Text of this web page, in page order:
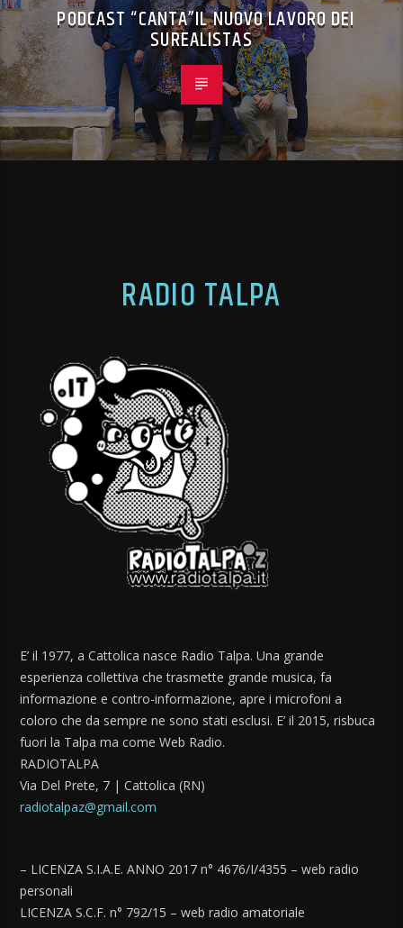
PODCAST “CANTA”IL NUOVO LAVORO DEI
SUREALISTAS
RADIO TALPA
E’ il 1977, a Cattolica nasce Radio Talpa. Una grande
esperienza collettiva che trasmette grande musica, fa
informazione e contro-informazione, apre i microfoni a
coloro che da sempre ne sono stati esclusi. E’ il 2015, risbuca
fuori la Talpa ma come Web Radio.
RADIOTALPA
Via Del Prete, 7 | Cattolica (RN)
radiotalpaz@gmail.com
– LICENZA S.I.A.E. ANNO 2017 n° 4676/I/4355 – web radio
personali
LICENZA S.C.F. n° 792/15 – web radio amatoriale